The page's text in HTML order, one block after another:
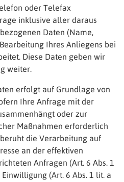
oder Telefax
inklusive aller daraus
Daten (Name,
Ihres Anliegens bei
Diese Daten geben wir
weiter.
erfolgt auf Grundlage von
Ihre Anfrage mit der
oder zur
Maßnahmen erforderlich
die Verarbeitung auf
an der effektiven
Anfragen (Art. 6 Abs. 1
(Art. 6 Abs. 1 lit. a